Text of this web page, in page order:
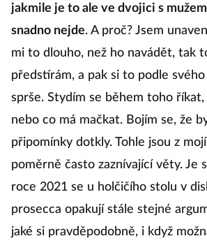
jakmile je to ale ve dvojici s
snadno nejde. A proč? Jsem
mi to dlouho, než ho navádět, tak
předstírám, a pak si to podle
sprše. Stydím se během toho říkat,
nebo co má mačkat. Bojím se, že
připomínky dotkly. Tohle jsou z
poměrně často zaznívající věty. Je
roce 2021 se u holčičího stolu v
prosecca opakují stále stejné
jaké si pravděpodobně, i když